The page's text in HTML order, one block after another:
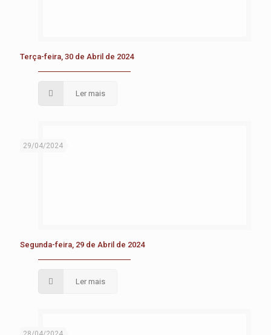
Terça-feira, 30 de Abril de 2024
Ler mais
29/04/2024
Segunda-feira, 29 de Abril de 2024
Ler mais